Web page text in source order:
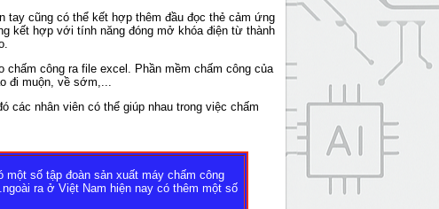
tay cũng có thể kết hợp thêm đầu đọc thẻ cảm ứng
kết hợp với tính năng đóng mở khóa điện từ thành
công ra file excel. Phần mềm chấm công của
đi muộn, về sớm,...
các nhân viên có thể giúp nhau trong việc chấm
một số tập đoàn sản xuất máy chấm công
ra ở Việt Nam hiện nay có thêm một số